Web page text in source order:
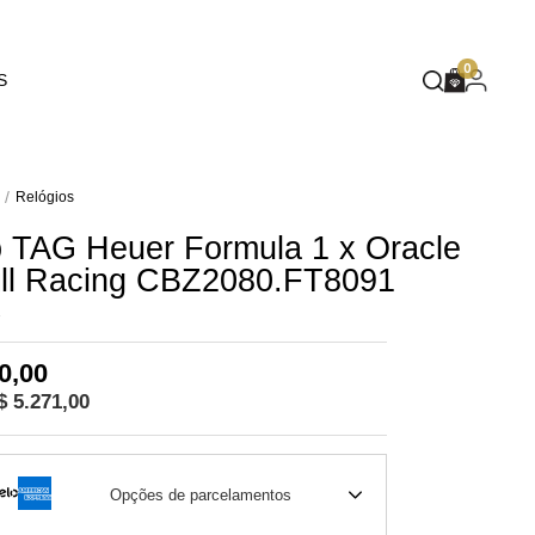
BLUE
WILD SPIRIT
NATURE
0
Relógios
TAG Heuer Formula 1 x Oracle
Racing CBZ2080.FT8091
5.271,00
Opções de parcelamentos